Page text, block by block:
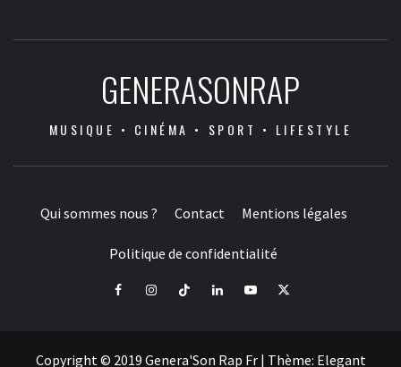
GENERASONRAP
MUSIQUE • CINÉMA • SPORT • LIFESTYLE
Qui sommes nous ? Contact Mentions légales
Politique de confidentialité
FacebookInstagramTiktok LinkedInYoutube
X
Copyright © 2019 Genera'Son Rap Fr | Thème: Elegant